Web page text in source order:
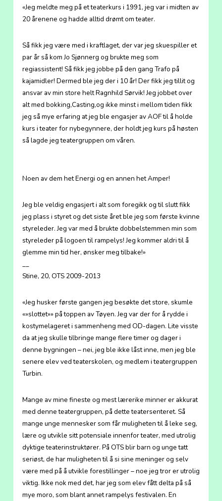
«Jeg meldte meg på et teaterkurs i 1991, jeg var i midten av
20 årenene og hadde alltid drømt om teater.
Så fikk jeg være med i kraftlaget, der var jeg skuespiller et
par år så kom Jo Sjønnerg og brukte meg som
regiassistent! Så fikk jeg jobbe på den gang Trafo på
kajamidler! Dermed ble jeg der i 10 år! Der fikk jeg tillit og
ansvar av min store helt Ragnhild Sørvik! Jeg jobbet over
alt med bokking,Casting,og ikke minst i mellom tiden fikk
jeg så mye erfaring at jeg ble engasjer av AOF til å holde
kurs i teater for nybegynnere, der holdt jeg kurs på høsten
så lagde jeg teatergruppen om våren.
Noen av dem het Energi og en annen het Amper!
Jeg ble veldig engasjert i alt som foregikk og til slutt fikk
jeg plass i styret og det siste året ble jeg som første kvinne
styreleder. Jeg var med å brukte dobbelstemmen min som
styreleder på logoen til rampelys! Jeg kommer aldri til å
glemme min tid her, ønsker meg tilbake!»
Stine, 20, OTS 2009-2013
«Jeg husker første gangen jeg besøkte det store, skumle
«»slottet»» på toppen av Tøyen. Jeg var der for å rydde i
kostymelageret i sammenheng med OD-dagen. Lite visste
da at jeg skulle tilbringe mange flere timer og dager i
denne bygningen – nei, jeg ble ikke låst inne, men jeg ble
senere elev ved teaterskolen, og medlem i teatergruppen
Turbin.
Mange av mine fineste og mest lærerike minner er akkurat
med denne teatergruppen, på dette teatersenteret. Så
mange unge mennesker som får muligheten til å leke seg,
lære og utvikle sitt potensiale innenfor teater, med utrolig
dyktige teaterinstruktører. På OTS blir barn og unge tatt
seriøst, de har muligheten til å si sine meninger og selv
være med på å utvikle forestillinger – noe jeg tror er utrolig
viktig. Ikke nok med det, har jeg som elev fått delta på så
mye moro, som blant annet rampelys festivalen. En